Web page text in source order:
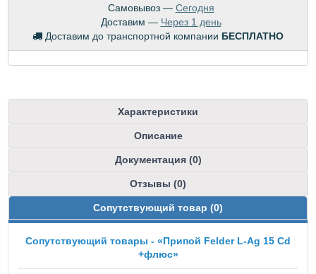
Самовывоз — Сегодня
Доставим — Через 1 день
Доставим до транспортной компании БЕСПЛАТНО
Характеристики
Описание
Документация (0)
Отзывы (0)
Сопутствующий товар (0)
Сопутствующий товары - «Припой Felder L-Ag 15 Cd
+флюс»